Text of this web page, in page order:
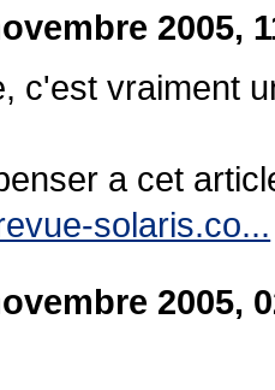
2005,
c'est vraiment
a cet
solaris.co...
2005,